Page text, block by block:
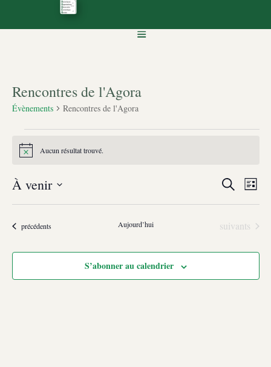
Rencontres de l'Agora
Évènements Rencontres de l'Agora
Notice Aucun résultat trouvé.
et
de
Recherche
de
Liste
À venir
date.Évènements
précédents Aujourd’hui Évènements
suivants
S’abonner au calendrier